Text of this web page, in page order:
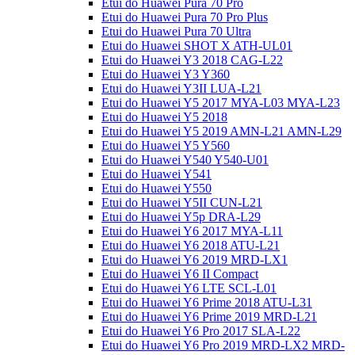
Etui do Huawei Pura 70 Pro
Etui do Huawei Pura 70 Pro Plus
Etui do Huawei Pura 70 Ultra
Etui do Huawei SHOT X ATH-UL01
Etui do Huawei Y3 2018 CAG-L22
Etui do Huawei Y3 Y360
Etui do Huawei Y3II LUA-L21
Etui do Huawei Y5 2017 MYA-L03 MYA-L23
Etui do Huawei Y5 2018
Etui do Huawei Y5 2019 AMN-L21 AMN-L29
Etui do Huawei Y5 Y560
Etui do Huawei Y540 Y540-U01
Etui do Huawei Y541
Etui do Huawei Y550
Etui do Huawei Y5II CUN-L21
Etui do Huawei Y5p DRA-L29
Etui do Huawei Y6 2017 MYA-L11
Etui do Huawei Y6 2018 ATU-L21
Etui do Huawei Y6 2019 MRD-LX1
Etui do Huawei Y6 II Compact
Etui do Huawei Y6 LTE SCL-L01
Etui do Huawei Y6 Prime 2018 ATU-L31
Etui do Huawei Y6 Prime 2019 MRD-L21
Etui do Huawei Y6 Pro 2017 SLA-L22
Etui do Huawei Y6 Pro 2019 MRD-LX2 MRD-